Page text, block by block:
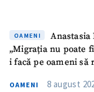
OAMENI
„Migrația nu poate
i facă pe oameni să
OAMENI 8 august
Link media
+